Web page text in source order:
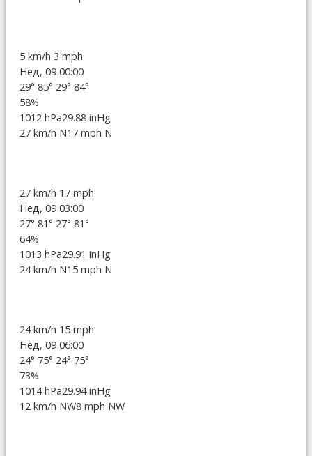
5 km/h 3 mph
Нед, 09 00:00
29° 85° 29° 84°
58%
1012 hPa29.88 inHg
27 km/h N17 mph N
27 km/h 17 mph
Нед, 09 03:00
27° 81° 27° 81°
64%
1013 hPa29.91 inHg
24 km/h N15 mph N
24 km/h 15 mph
Нед, 09 06:00
24° 75° 24° 75°
73%
1014 hPa29.94 inHg
12 km/h NW8 mph NW